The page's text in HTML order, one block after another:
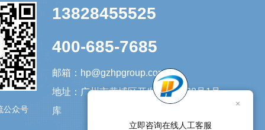
公众号
13828455525
400-685-7685
邮箱：hp@gzhpgroup.com
地址：广州市黄埔区开发大道1338号1号
库
×
立即咨询在线人工客服